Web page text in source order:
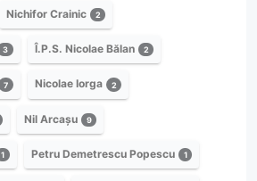
Nichifor Crainic 2
3 Î.P.S. Nicolae Bălan 2
7 Nicolae Iorga 2
Nil Arcașu 9
1 Petru Demetrescu Popescu 1